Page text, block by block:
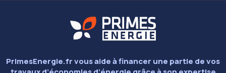
PrimesEnergie.fr vous aide à financer une partie de vos